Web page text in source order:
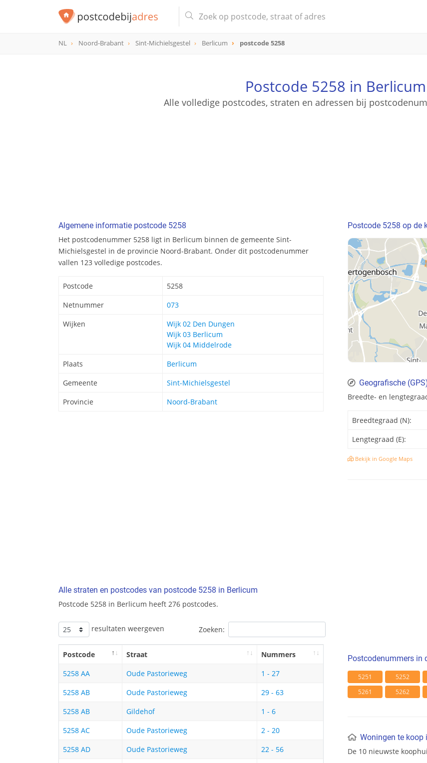
NL Noord-Brabant Sint-Michielsgestel Berlicum postcode 5258
Postcode 5258 in Berlicum
Alle volledige postcodes, straten en adressen bij
Algemene informatie postcode 5258
Het postcodenummer 5258 ligt in Berlicum binnen de gemeente Sint-
Michielsgestel in de provincie Noord-Brabant. Onder dit postcodenummer
vallen 123 volledige postcodes.
Postcode
5258
Netnummer
073
Wijken
Wijk 02 Den Dungen
Wijk 03 Berlicum
Wijk 04 Middelrode
Plaats
Berlicum
Gemeente
Sint-Michielsgestel
Provincie
Noord-Brabant
Alle straten en postcodes van postcode 5258 in Berlicum
Postcode 5258 in Berlicum heeft 276 postcodes.
resultaten weergeven Zoeken:
Postcode Straat
Nummers
5258 AA
Oude Pastorieweg
1 - 27
5258 AB
Oude Pastorieweg
29 - 63
5258 AB
Gildehof
1 - 6
5258 AC
Oude Pastorieweg
2 - 20
5258 AD
Oude Pastorieweg
22 - 56
Postcode 5258 op de
Geografische
Breedte- en
Breedtegraad (N):
Lengtegraad (E):
Bekijk in Google Maps
Postcodenummers in
5251 5252
5261
5262
Woningen te koop
De 10 nieuwste